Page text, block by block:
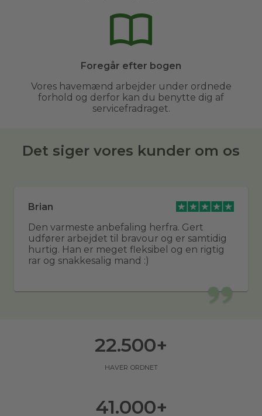
Foregår efter bogen
Vores havemænd arbejder under ordnede
forhold og derfor kan du benytte dig af
servicefradraget.
Det siger vores kunder om os
Brian
Den varmeste anbefaling herfra. Gert
udfører arbejdet til bravour og er samtidig
hurtig. Han er meget fleksibel og en rigtig
rar og snakkesalig mand :)
haver ordnet
22.500+
41.000+